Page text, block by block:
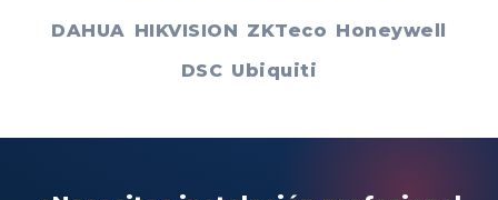
DAHUA HIKVISION ZKTeco Honeywell
DSC Ubiquiti